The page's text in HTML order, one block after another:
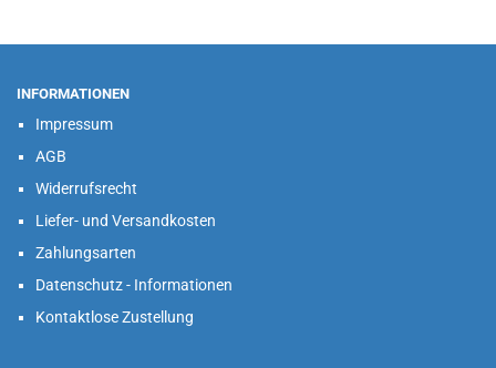
INFORMATIONEN
Impressum
AGB
Widerrufsrecht
Liefer- und Versandkosten
Zahlungsarten
Datenschutz - Informationen
Kontaktlose Zustellung